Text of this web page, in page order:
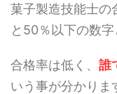
菓子製造技能士の
と50％以下の数字
合格率は低く、 誰
いう事が分かりま